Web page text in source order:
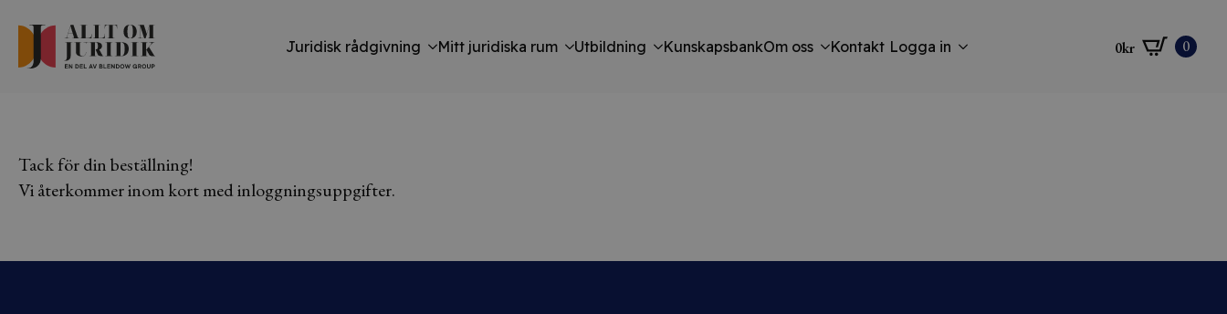
Juridisk rådgivning Mitt juridiska rum Utbildning KunskapsbankOm oss Kontakt Logga in 0kr 0
Tack för din beställning!
Vi återkommer inom kort med inloggningsuppgifter.